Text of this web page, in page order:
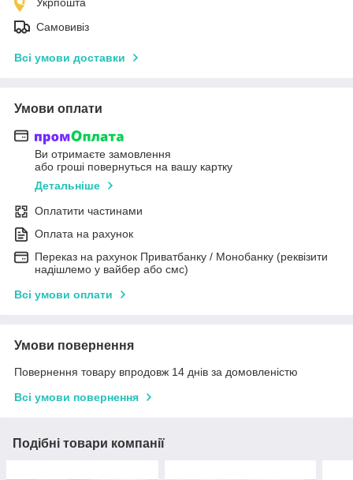
Самовивіз
Всі умови доставки
Умови оплати
Ви отримаєте замовлення
або гроші повернуться на вашу картку
Детальніше
Оплатити частинами
Оплата на рахунок
Переказ на рахунок Приватбанку / Монобанку (реквізити
надішлемо у вайбер або смс)
Всі умови оплати
Умови повернення
Повернення товару впродовж 14 днів за домовленістю
Всі умови повернення
Подібні товари компанії